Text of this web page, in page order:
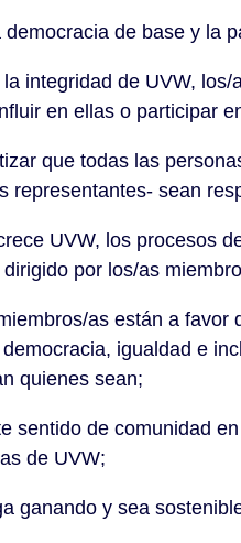
de base y la
integridad de UVW,
en ellas o participar
que todas las
representantes- sean
UVW, los procesos
por los/as
as están a
igualdad e
quienes sean;
sentido de comunidad
de UVW;
ganando y sea